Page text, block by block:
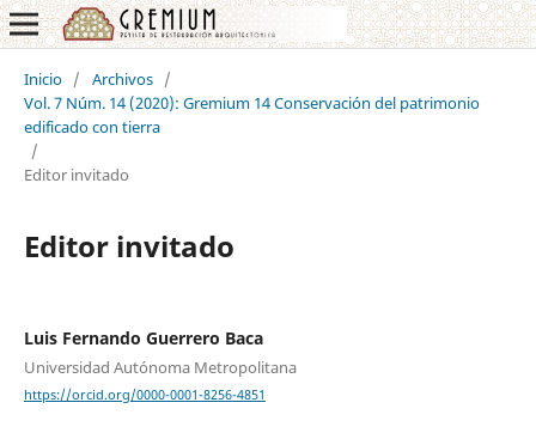
Inicio / Archivos /
Vol. 7 Núm. 14 (2020): Gremium 14 Conservación del patrimonio
edificado con tierra
/
Editor invitado
Editor invitado
Luis Fernando Guerrero Baca
Universidad Autónoma Metropolitana
https://orcid.org/0000-0001-8256-4851